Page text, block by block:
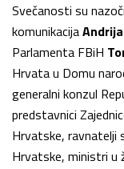
Svečanosti su
komunikacija
Parlamenta FBiH
Hrvata u Domu
generalni konzul
predstavnici
Hrvatske, ravnatelji
Hrvatske, ministri u